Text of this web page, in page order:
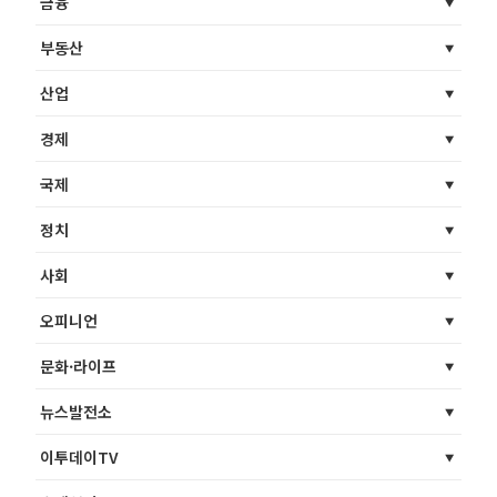
부동산
산업
경제
국제
정치
사회
오피니언
문화·라이프
뉴스발전소
이투데이TV